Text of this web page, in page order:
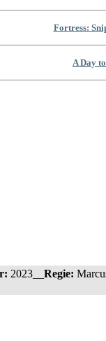
Fortress:
A Day
2023__ Regie: